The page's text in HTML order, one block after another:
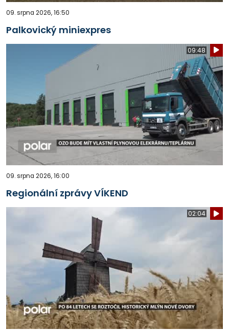
09. srpna 2026, 16:50
Palkovický miniexpres
09:48
09. srpna 2026, 16:00
Regionální zprávy VÍKEND
02:04